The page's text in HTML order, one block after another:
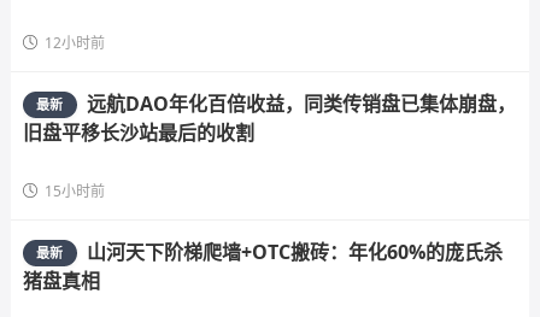
12小时前
最新
远航DAO年化百倍收益，同类传销盘已集体崩盘，
旧盘平移长沙站最后的收割
15小时前
最新
山河天下阶梯爬墙+OTC搬砖：年化60%的庞氏杀
猪盘真相